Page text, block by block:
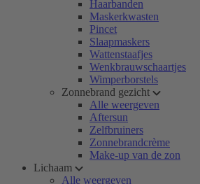
Haarbanden
Maskerkwasten
Pincet
Slaapmaskers
Wattenstaafjes
Wenkbrauwschaartjes
Wimperborstels
Zonnebrand gezicht
Alle weergeven
Aftersun
Zelfbruiners
Zonnebrandcrème
Make-up van de zon
Lichaam
Alle weergeven